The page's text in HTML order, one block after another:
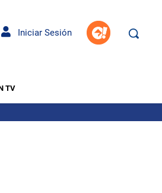
Iniciar Sesión
TV